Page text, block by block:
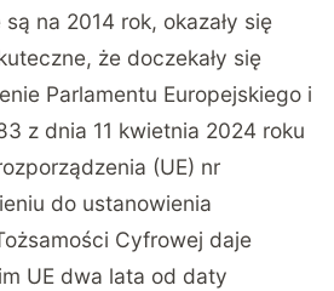
na 2014 rok, okazały się
że doczekały się
Parlamentu Europejskiego i
z dnia 11 kwietnia 2024 roku
(UE) nr
do ustanowienia
Cyfrowej daje
UE dwa lata od daty